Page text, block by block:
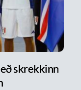
skrekkinn